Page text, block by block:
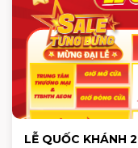
LỄ QUỐC KHÁNH